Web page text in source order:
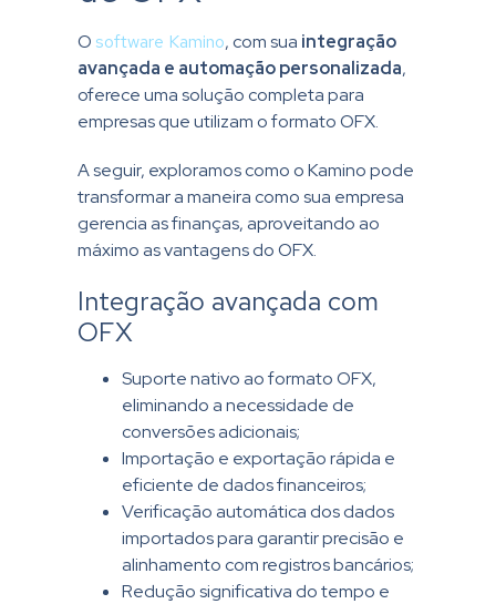
O software Kamino, com sua integração
avançada e automação personalizada,
oferece uma solução completa para
empresas que utilizam o formato OFX.
A seguir, exploramos como o Kamino pode
transformar a maneira como sua empresa
gerencia as finanças, aproveitando ao
máximo as vantagens do OFX.
Integração avançada com
OFX
Suporte nativo ao formato OFX,
eliminando a necessidade de
conversões adicionais;
Importação e exportação rápida e
eficiente de dados financeiros;
Verificação automática dos dados
importados para garantir precisão e
alinhamento com registros bancários;
Redução significativa do tempo e